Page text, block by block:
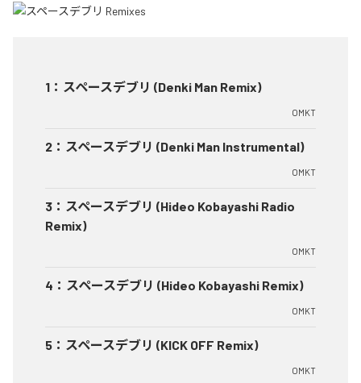
1 ： スペースデブリ (Denki Man Remix)
OMKT
2 ： スペースデブリ (Denki Man Instrumental)
OMKT
3 ： スペースデブリ (Hideo Kobayashi Radio
Remix)
OMKT
4 ： スペースデブリ (Hideo Kobayashi Remix)
OMKT
5 ： スペースデブリ (KICK OFF Remix)
OMKT